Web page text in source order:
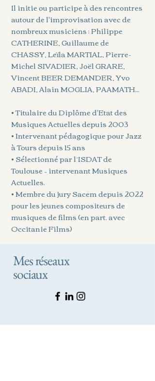
Il initie ou participe à des rencontres
autour de l'improvisation avec de
nombreux musiciens : Philippe
CATHERINE, Guillaume de
CHASSY, Leïla MARTIAL, Pierre-
Michel SIVADIER, Joël GRARE,
Vincent BEER DEMANDER, Yvo
ABADI, Alain MOGLIA, PAAMATH...
• Titulaire du Diplôme d'Etat des
Musiques Actuelles depuis 2003
• Intervenant pédagogique pour Jazz
à Tours depuis 15 ans
• Sélectionné par l’ISDAT de
Toulouse – intervenant Musiques
Actuelles.
• Membre du jury Sacem depuis 2022
pour les jeunes compositeurs de
musiques de films (en part. avec
Occitanie Films)
Mes réseaux
sociaux